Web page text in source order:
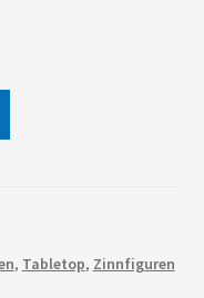
, Tabletop, Zinnfiguren